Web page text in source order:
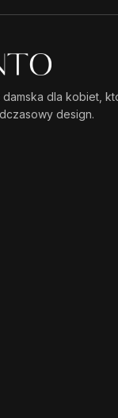
dla kobiet,
design.